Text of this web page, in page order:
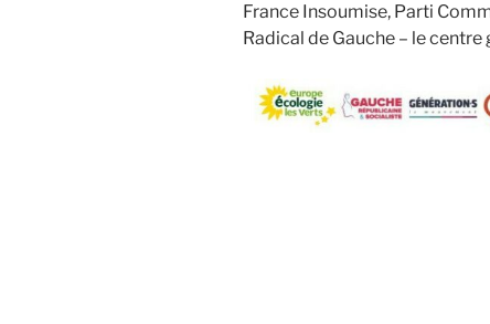
France Insoumise, Parti
Radical de Gauche – le